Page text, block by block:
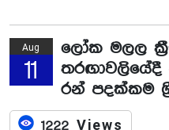
Aug
11
ලෝක මලල
තරඟාවලියේදී
රන් පදක්කම
1222 Views